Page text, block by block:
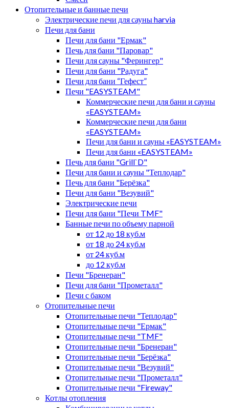
Отопительные и банные печи
Электрические печи для сауны harvia
Печи для бани
Печи для бани "Ермак"
Печь для бани "Паровар"
Печи для сауны "Ферингер"
Печи для бани "Радуга"
Печи для бани “Гефест”
Печи "EASYSTEAM"
Коммерческие печи для бани и сауны
«EASYSTEAM»
Коммерческие печи для бани
«EASYSTEAM»
Печи для бани и сауны «EASYSTEAM»
Печи для бани «EASYSTEAM»
Печь для бани "Grill`D"
Печи для бани и сауны "Теплодар"
Печь для бани "Берёзка"
Печи для бани "Везувий"
Электрические печи
Печи для бани "Печи TMF"
Банные печи по объему парной
от 12 до 18 куб.м
от 18 до 24 куб.м
от 24 куб.м
до 12 куб.м
Печи "Бренеран"
Печи для бани "Прометалл"
Печи с баком
Отопительные печи
Отопительные печи "Теплодар"
Отопительные печи "Ермак"
Отопительные печи "TMF"
Отопительные печи "Бренеран"
Отопительные печи "Берёзка"
Отопительные печи "Везувий"
Отопительные печи "Прометалл"
Отопительные печи "Fireway"
Котлы отопления